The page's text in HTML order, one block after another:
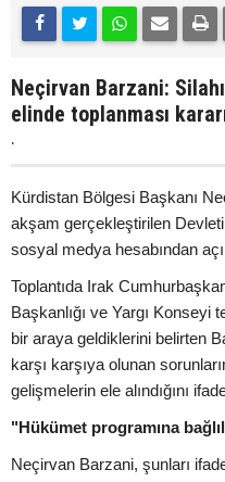
Neçirvan Barzani:
elinde toplanması
.
Kürdistan Bölgesi Başkanı
akşam gerçekleştirilen Devleti
sosyal medya hesabından
Toplantıda Irak
Başkanlığı ve Yargı
bir araya geldiklerini belirten
karşı karşıya olunan
gelişmelerin ele alındığını
"Hükümet programına
Neçirvan Barzani, şunları